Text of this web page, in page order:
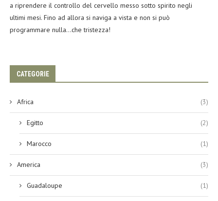
a riprendere il controllo del cervello messo sotto spirito negli
ultimi mesi. Fino ad allora si naviga a vista e non si può
programmare nulla…che tristezza!
CATEGORIE
Africa (3)
Egitto (2)
Marocco (1)
America (3)
Guadaloupe (1)